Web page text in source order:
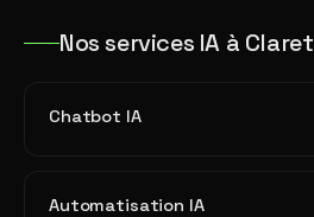
Nos services IA à Claret
Chatbot IA
Automatisation IA